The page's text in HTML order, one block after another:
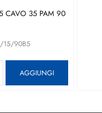
CAVO 35 PAM 90
15/90B5
AGGIUNGI